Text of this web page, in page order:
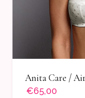
Anita Care /
€65,00